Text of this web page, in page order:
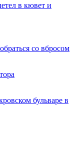
в кювет и
со вбросом
бульваре в